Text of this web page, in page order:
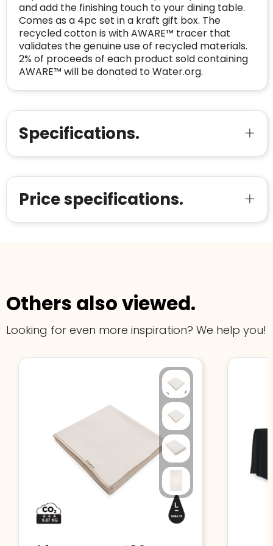
and add the finishing touch to your dining table.
Comes as a 4pc set in a kraft gift box. The
recycled cotton is with AWARE™ tracer that
validates the genuine use of recycled materials.
2% of proceeds of each product sold containing
AWARE™ will be donated to Water.org.
Specifications.
Price specifications.
Others also viewed.
Looking for even more inspiration? We help you!
Oprichting van de
onderneming:
2026
Aantal werknemers:
Trustindex-certificaat
starten
2026-04-22
Voor bedrijven
Bouwt u vertrouwen op en verhoogt u uw
verkoop met de Trustindex-certificaat.
Meer informatie»